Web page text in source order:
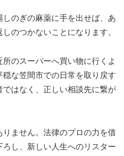
しのぎの麻薬に手を出せば、あ
のつかないことになります。
所のスーパーへ買い物に行くよ
穏な笠間市での日常を取り戻す
はなく、正しい相談先に繋が
ません。法律のプロの力を借
ろし、新しい人生へのリスター